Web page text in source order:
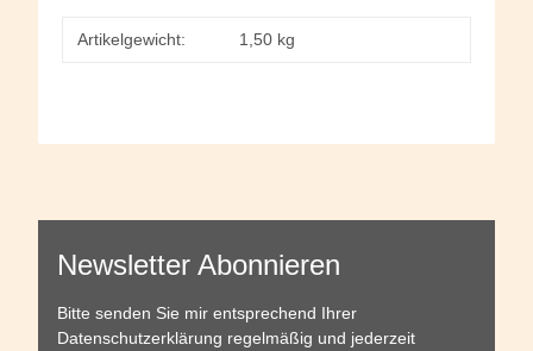
Artikelgewicht: 1,50 kg
Newsletter Abonnieren
Bitte senden Sie mir entsprechend Ihrer
Datenschutzerklärung regelmäßig und jederzeit